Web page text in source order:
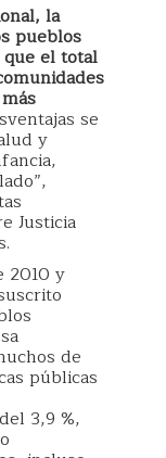
la
pueblos
que el total
se
y
Justicia
2010 y
de
públicas
3,9 %,